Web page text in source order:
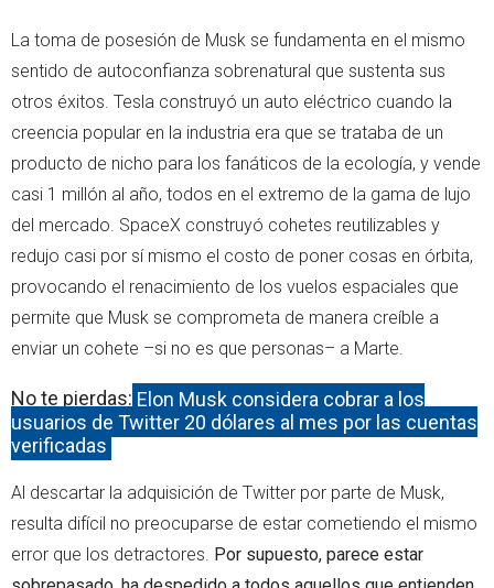
La toma de posesión de Musk se fundamenta en el mismo
sentido de autoconfianza sobrenatural que sustenta sus
otros éxitos. Tesla construyó un auto eléctrico cuando la
creencia popular en la industria era que se trataba de un
producto de nicho para los fanáticos de la ecología, y vende
casi 1 millón al año, todos en el extremo de la gama de lujo
del mercado. SpaceX construyó cohetes reutilizables y
redujo casi por sí mismo el costo de poner cosas en órbita,
provocando el renacimiento de los vuelos espaciales que
permite que Musk se comprometa de manera creíble a
enviar un cohete –si no es que personas– a Marte.
No te pierdas: Elon Musk considera cobrar a los
usuarios de Twitter 20 dólares al mes por las cuentas
verificadas
Al descartar la adquisición de Twitter por parte de Musk,
resulta difícil no preocuparse de estar cometiendo el mismo
error que los detractores. Por supuesto, parece estar